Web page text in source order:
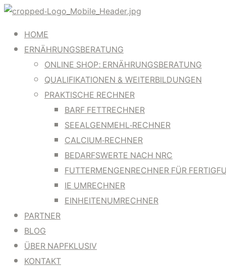
HOME
ERNÄHRUNGSBERATUNG
ONLINE SHOP: ERNÄHRUNGSBERATUNG
QUALIFIKATIONEN & WEITERBILDUNGEN
PRAKTISCHE RECHNER
BARF FETTRECHNER
SEEALGENMEHL-RECHNER
CALCIUM-RECHNER
BEDARFSWERTE NACH NRC
FUTTERMENGENRECHNER FÜR
IE UMRECHNER
EINHEITENUMRECHNER
PARTNER
BLOG
ÜBER NAPFKLUSIV
KONTAKT